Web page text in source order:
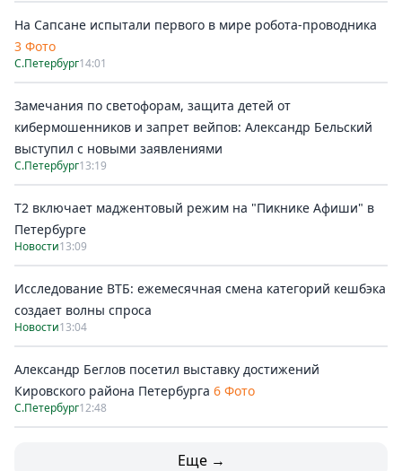
На Сапсане испытали первого в мире робота-проводника
3 Фото
С.Петербург14:01
Замечания по светофорам, защита детей от
кибермошенников и запрет вейпов: Александр Бельский
выступил с новыми заявлениями
С.Петербург13:19
Т2 включает маджентовый режим на "Пикнике Афиши" в
Петербурге
Новости13:09
Исследование ВТБ: ежемесячная смена категорий кешбэка
создает волны спроса
Новости13:04
Александр Беглов посетил выставку достижений
Кировского района Петербурга 6 Фото
С.Петербург12:48
Еще →